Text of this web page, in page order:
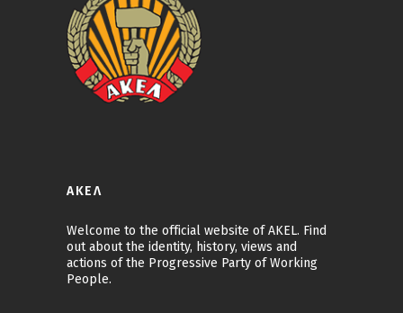
ΑΚΕΛ
Welcome to the official website of AKEL. Find
out about the identity, history, views and
actions of the Progressive Party of Working
People.